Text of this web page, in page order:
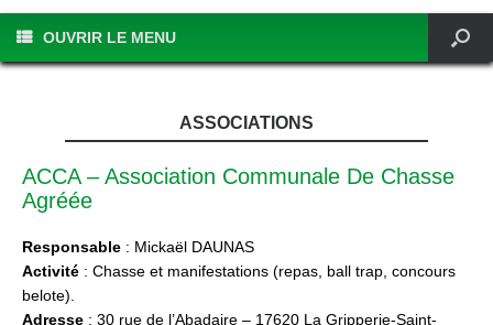
OUVRIR LE MENU
ASSOCIATIONS
ACCA – Association Communale De Chasse
Agréée
Responsable : Mickaël DAUNAS
Activité : Chasse et manifestations (repas, ball trap, concours
belote).
Adresse : 30 rue de l’Abadaire – 17620 La Gripperie-Saint-